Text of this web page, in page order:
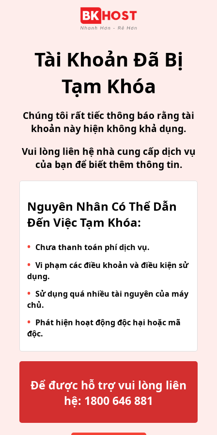
Tài Khoản Đã Bị
Tạm Khóa
Chúng tôi rất tiếc thông báo rằng tài
khoản này hiện không khả dụng.
Vui lòng liên hệ nhà cung cấp dịch vụ
của bạn để biết thêm thông tin.
Nguyên Nhân Có Thể Dẫn
Đến Việc Tạm Khóa:
Chưa thanh toán phí dịch vụ.
Vi phạm các điều khoản và điều kiện sử
dụng.
Sử dụng quá nhiều tài nguyên của máy
chủ.
Phát hiện hoạt động độc hại hoặc mã
độc.
Để được hỗ trợ vui lòng liên
hệ: 1800 646 881